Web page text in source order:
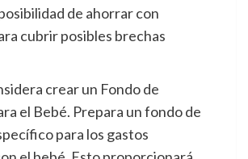
de ahorrar con
cubrir posibles brechas
crear un Fondo de
el Bebé. Prepara un fondo de
para los gastos